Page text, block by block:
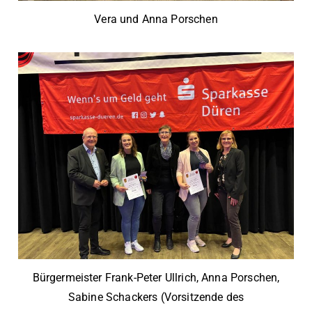
Vera und Anna Porschen
Bürgermeister Frank-Peter Ullrich, Anna Porschen,
Sabine Schackers (Vorsitzende des